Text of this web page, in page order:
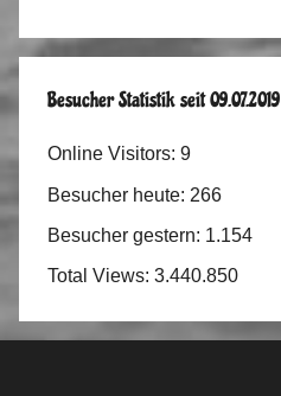
Besucher Statistik seit 09.07.2019
Online Visitors: 9
Besucher heute: 266
Besucher gestern: 1.154
Total Views: 3.440.850